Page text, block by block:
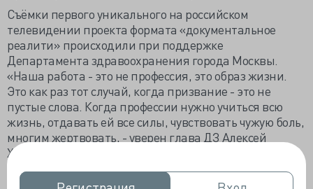
Съёмки первого уникального на российском
телевидении проекта формата «документальное
реалити» происходили при поддержке
Департамента здравоохранения города Москвы.
«Наша работа - это не профессия, это образ жизни.
Это как раз тот случай, когда призвание - это не
пустые слова. Когда профессии нужно учиться всю
жизнь, отдавать ей все силы, чувствовать чужую боль,
многим жертвовать, - уверен глава ДЗ Алексей
Хрипун. - Долгое время социальный статус медика,
его роль в обществе была деформирована, и мы
сейчас делаем все, чтобы позиционировать нашу